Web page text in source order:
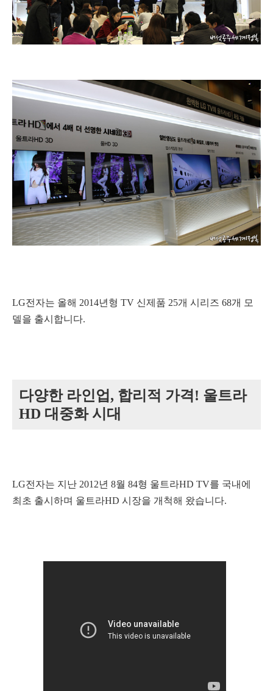
LG전자는 올해 2014년형 TV 신제품 25개 시리즈 68개 모
델을 출시합니다.
다양한 라인업, 합리적 가격! 울트라
HD 대중화 시대
LG전자는 지난 2012년 8월 84형 울트라HD TV를 국내에
최초 출시하며 울트라HD 시장을 개척해 왔습니다.